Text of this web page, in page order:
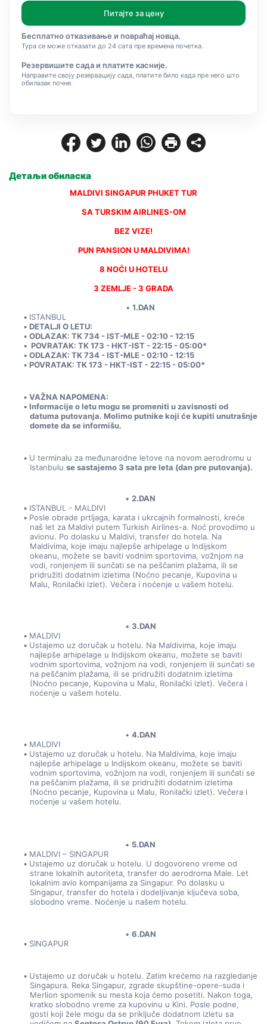
Детаљи обиласка
MALDIVI SINGAPUR PHUKET TUR
SA TURSKIM AIRLINES-OM
BEZ VIZE!
PUN PANSION U MALDIVIMA!
8 NOĆI U HOTELU
3 ZEMLJE - 3 GRADA
1.DAN
ISTANBUL
DETALJI O LETU:
ODLAZAK: TK 734 - IST-MLE - 02:10 - 12:15
POVRATAK: TK 173 - HKT-IST - 22:15 - 05:00*
ODLAZAK: TK 734 - IST-MLE - 02:10 - 12:15
POVRATAK: TK 173 - HKT-IST - 22:15 - 05:00*
VAŽNA NAPOMENA:
Informacije o letu mogu se promeniti u zavisnosti od
datuma putovanja. Molimo putnike koji će kupiti unutrašnje
domete da se informišu.
U terminalu za međunarodne letove na novom aerodromu u
Istanbulu se sastajemo 3 sata pre leta (dan pre putovanja).
2.DAN
ISTANBUL - MALDIVI
Posle obrade prtljaga, karata i ukrcajnih formalnosti, kreće
naš let za Maldivi putem Turkish Airlines-a. Noć provodimo u
avionu. Po dolasku u Maldivi, transfer do hotela. Na
Maldivima, koje imaju najlepše arhipelage u Indijskom
okeanu, možete se baviti vodnim sportovima, vožnjom na
vodi, ronjenjem ili sunčati se na peščanim plažama, ili se
pridružiti dodatnim izletima (Noćno pecanje, Kupovina u
Malu, Ronilački izlet). Večera i noćenje u vašem hotelu.
3.DAN
MALDIVI
Ustajemo uz doručak u hotelu. Na Maldivima, koje imaju
najlepše arhipelage u Indijskom okeanu, možete se baviti
vodnim sportovima, vožnjom na vodi, ronjenjem ili sunčati se
na peščanim plažama, ili se pridružiti dodatnim izletima
(Noćno pecanje, Kupovina u Malu, Ronilački izlet). Večera i
noćenje u vašem hotelu.
4.DAN
MALDIVI
Ustajemo uz doručak u hotelu. Na Maldivima, koje imaju
najlepše arhipelage u Indijskom okeanu, možete se baviti
vodnim sportovima, vožnjom na vodi, ronjenjem ili sunčati se
na peščanim plažama, ili se pridružiti dodatnim izletima
(Noćno pecanje, Kupovina u Malu, Ronilački izlet). Večera i
noćenje u vašem hotelu.
5.DAN
MALDIVI – SINGAPUR
Ustajemo uz doručak u hotelu. U dogovoreno vreme od
strane lokalnih autoriteta, transfer do aerodroma Male. Let
lokalnim avio kompanijama za Singapur. Po dolasku u
Singapur, transfer do hotela i dodeljivanje ključeva soba,
slobodno vreme. Noćenje u našem hotelu.
6.DAN
SINGAPUR
Ustajemo uz doručak u hotelu. Zatim krećemo na razgledanje
Singapura. Reka Singapur, zgrade skupštine-opere-suda i
Merlion spomenik su mesta koja ćemo posetiti. Nakon toga,
kratko slobodno vreme za kupovinu u Kini. Posle podne,
gosti koji žele mogu da se priključe dodatnom izletu sa
Питајте за цену
Бесплатно отказивање и повраћај новца.
Тура се може отказати до 24 сата пре времена почетка.
Резервишите сада и платите касније.
Направите своју резервацију сада, платите било када пре него што
обилазак почне.